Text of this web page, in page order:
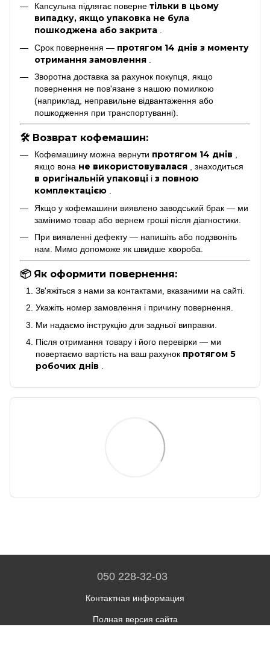
Капсульна підлягає поверне тільки в цьому
випадку, якщо упаковка не була
пошкоджена або закрита
Срок повернення — протягом 14 днів з моменту
отримання замовлення
Зворотна доставка за рахунок покупця, якщо
повернення не пов'язане з нашою помилкою
(наприклад, неправильне відвантаження або
пошкодження при транспортуванні).
🛠 Возврат кофемашин:
Кофемашину можна вернути протягом 14 днів
якщо вона не використовувалася , знаходиться
в оригінальній упаковці і з повною
комплектацією
Якщо у кофемашини виявлено заводський брак — ми
замінимо товар або вернем гроші після діагностики.
При виявленні дефекту — напишіть або подзвоніть
нам. Мимо допоможе як швидше хвороба.
📦 Як оформити повернення:
Зв'яжіться з нами за контактами, вказаними на сайті.
Укажіть номер замовлення і причину повернення.
Ми надаємо інструкцію для задньої виправки.
Після отримання товару і його перевірки — ми
повертаємо вартість на ваш рахунок протягом 5
робочих днів .
050 228-32-03
Контактная информация
Полная версия сайта